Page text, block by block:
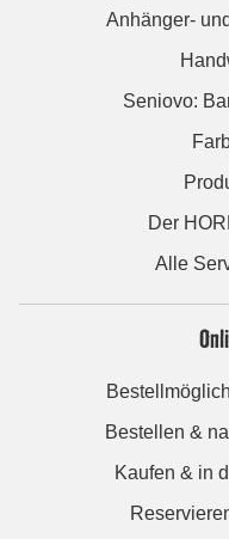
Anhänger-
Seniovo:
Der
Alle
Bestellen &
Kaufen & in